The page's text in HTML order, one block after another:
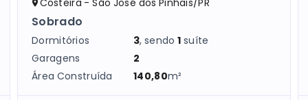
Costeira - São José dos Pinhais/PR
Sobrado
Dormitórios 3, sendo1 suíte
Garagens
2
Área Construída
140,80m²